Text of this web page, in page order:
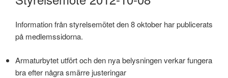
Information från styrelsemötet den 8 oktober har publicerats
på medlemssidorna.
Armaturbytet utfört och den nya belysningen verkar fungera
bra efter några smärre justeringar